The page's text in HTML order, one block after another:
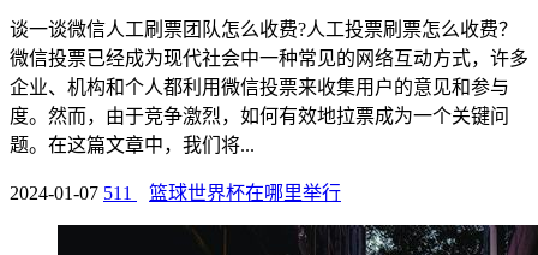
谈一谈微信人工刷票团队怎么收费?人工投票刷票怎么收费？
微信投票已经成为现代社会中一种常见的网络互动方式，许多
企业、机构和个人都利用微信投票来收集用户的意见和参与
度。然而，由于竞争激烈，如何有效地拉票成为一个关键问
题。在这篇文章中，我们将...
2024-01-07 511 篮球世界杯在哪里举行